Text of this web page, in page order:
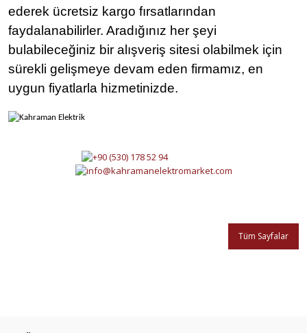
ederek ücretsiz kargo fırsatlarından
faydalanabilirler. Aradığınız her şeyi
bulabileceğiniz bir alışveriş sitesi olabilmek için
sürekli gelişmeye devam eden firmamız, en
uygun fiyatlarla hizmetinizde.
Tüm Sayfalar